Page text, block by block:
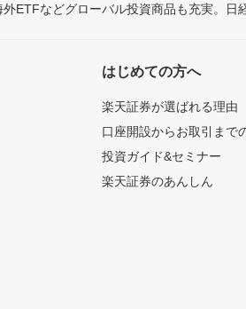
ETFなどグローバル投資商品も充実。日
はじめての方へ
楽天証券が選ばれる理由
口座開設からお取引まで
投資ガイド&セミナー
楽天証券のあんしん